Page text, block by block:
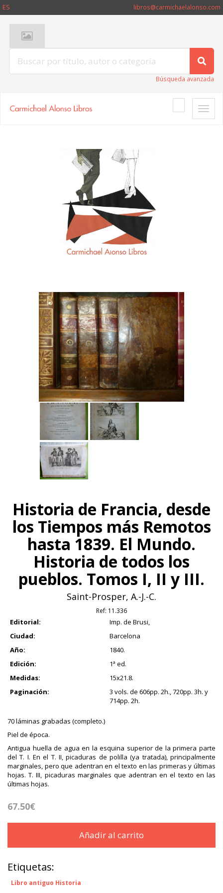
ES libros@carmichaelalonso.com
Búsqueda avanzada
Toggle
Historia de Francia, desde
los Tiempos más Remotos
hasta 1839. El Mundo.
Historia de todos los
pueblos. Tomos I, II y III.
Saint-Prosper, A.-J.-C.
Ref: 11.336
Editorial:
Imp. de Brusi,
Ciudad:
Barcelona
Año:
1840.
Edición:
1ª ed.
Medidas:
15x21.8.
Paginación:
3 vols. de 606pp. 2h., 720pp. 3h. y
714pp. 2h.
70 láminas grabadas (completo.)
Piel de época.
Antigua huella de agua en la esquina superior de la primera parte
del T. I. En el T. II, picaduras de polilla (ya tratada), principalmente
marginales, pero que adentran en el texto en las primeras y últimas
hojas. T. III, picaduras marginales que adentran en el texto en las
últimas hojas.
67.50€
Añadir al carrito
Etiquetas:
Libro antiguo Historia